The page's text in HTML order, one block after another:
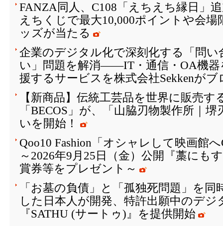
FANZA同人、C108「えちえち縁日」
えちくじで最大10,000ポイントや会
ッズが当たる
企業のデジタル化で深刻化する「問
い」問題を解消――IT・通信・OA機
援するサービスを株式会社Sekkenがブ
【新商品】伝統工芸品を世界に販売す
「BECOS」が、「山脇刃物製作所｜
いを開始！
Qoo10 Fashion「オシャレして映画館
～2026年9月25日（金）公開『藁にも
賞券等をプレゼント～
「お墓の負債」と「孤独死問題」を
した日本人が開発、特許出願中のデジ
『SATHU (サートゥ)』を提供開始